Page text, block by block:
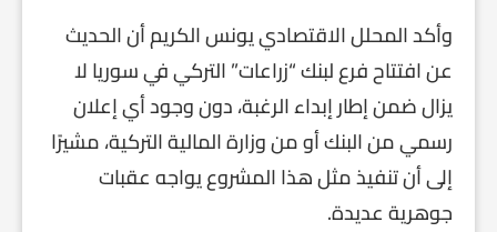
وأكد المحلل الاقتصادي يونس الكريم أن الحديث
عن افتتاح فرع لبنك “زراعات” التركي في سوريا لا
يزال ضمن إطار إبداء الرغبة، دون وجود أي إعلان
رسمي من البنك أو من وزارة المالية التركية، مشيرًا
إلى أن تنفيذ مثل هذا المشروع يواجه عقبات
جوهرية عديدة.